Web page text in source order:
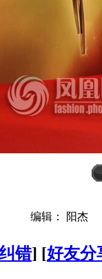
编辑： 阳杰
错] [好友分